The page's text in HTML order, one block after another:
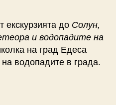
екскурзията до Солун,
и водопадите на
на град Едеса
водопадите в града.